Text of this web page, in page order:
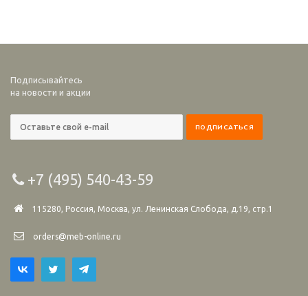
Подписывайтесь
на новости и акции
+7 (495) 540-43-59
115280, Россия, Москва, ул. Ленинская Слобода, д.19, стр.1
orders@meb-online.ru